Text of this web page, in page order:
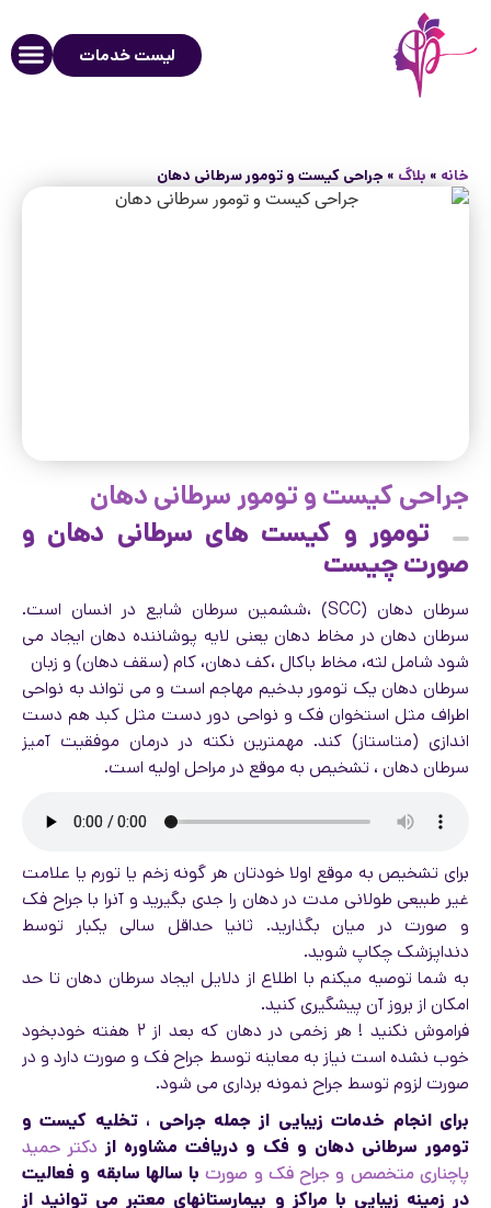
لیست خدمات
خانه » بلاگ » جراحی کیست و تومور سرطانی دهان
جراحی کیست و تومور سرطانی دهان
تومور و کیست های سرطانی دهان و
صورت چیست
سرطان دهان (SCC) ،ششمین سرطان شایع در انسان است.
سرطان دهان در مخاط دهان یعنی لایه پوشاننده دهان ایجاد می
شود شامل لثه، مخاط باکال ،کف دهان، کام (سقف دهان) و زبان
سرطان دهان یک تومور بدخیم مهاجم است و می تواند به نواحی
اطراف مثل استخوان فک و نواحی دور دست مثل کبد هم دست
اندازی (متاستاز) کند. مهمترین نکته در درمان موفقیت آمیز
سرطان دهان ، تشخیص به موقع در مراحل اولیه است.
برای تشخیص به موقع اولا خودتان هر گونه زخم یا تورم یا علامت
غیر طبیعی طولانی مدت در دهان را جدی بگیرید و آنرا با جراح فک
و صورت در میان بگذارید. ثانیا حداقل سالی یکبار توسط
دنداپزشک چکاپ شوید.
به شما توصیه میکنم با اطلاع از دلایل ایجاد سرطان دهان تا حد
امکان از بروز آن پیشگیری کنید.
فراموش نکنید ! هر زخمی در دهان که بعد از ۲ هفته خودبخود
خوب نشده است نیاز به معاینه توسط جراح فک و صورت دارد و در
صورت لزوم توسط جراح نمونه برداری می شود.
برای انجام خدمات زیبایی از جمله جراحی ، تخلیه کیست و
تومور سرطانی دهان و فک و دریافت مشاوره از دکتر حمید
پاچناری متخصص و جراح فک و صورتبا سالها سابقه و فعالیت
در زمینه زیبایی با مراکز و بیمارستانهای معتبر می توانید از